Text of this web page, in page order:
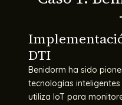
DTI
Benidorm ha sido
tecnologías
utiliza IoT para